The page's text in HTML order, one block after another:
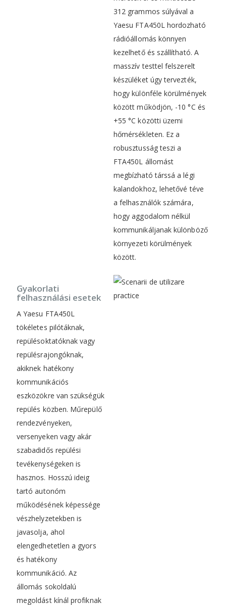
312 grammos súlyával a
Yaesu FTA450L hordozható
rádióállomás könnyen
kezelhető és szállítható. A
masszív testtel felszerelt
készüléket úgy tervezték,
hogy különféle körülmények
között működjön, -10 °C és
+55 °C közötti üzemi
hőmérsékleten. Ez a
robusztusság teszi a
FTA450L állomást
megbízható társsá a légi
kalandokhoz, lehetővé téve
a felhasználók számára,
hogy aggodalom nélkül
kommunikáljanak különböző
környezeti körülmények
között.
Gyakorlati
felhasználási esetek
A Yaesu FTA450L
tökéletes pilótáknak,
repülésoktatóknak vagy
repülésrajongóknak,
akiknek hatékony
kommunikációs
eszközökre van szükségük
repülés közben. Műrepülő
rendezvényeken,
versenyeken vagy akár
szabadidős repülési
tevékenységeken is
hasznos. Hosszú ideig
tartó autonóm
működésének képessége
vészhelyzetekben is
javasolja, ahol
elengedhetetlen a gyors
és hatékony
kommunikáció. Az
állomás sokoldalú
megoldást kínál profiknak